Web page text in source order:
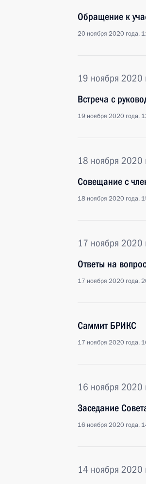
Обращение к
20 ноября 2020 года,
19 ноября 2020
Встреча с
19 ноября 2020 года,
18 ноября 2020
Совещание с
18 ноября 2020 года,
17 ноября 2020
Ответы на
17 ноября 2020 года,
Саммит БРИКС
17 ноября 2020 года,
16 ноября 2020
Заседание
16 ноября 2020 года,
14 ноября 2020